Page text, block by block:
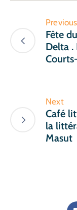
Previous
Fête
Delta .
Next
Café
la
Masut